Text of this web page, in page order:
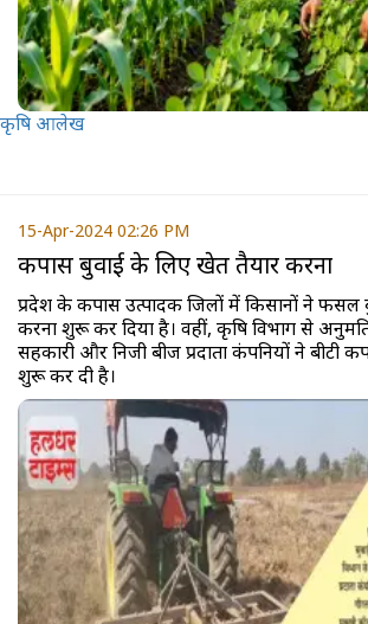
कृषि आलेख
15-Apr-2024 02:26 PM
कपास बुवाई के लिए खेत तैयार करना
प्रदेश के कपास उत्पादक जिलों में किसानों ने फसल
करना शुरू कर दिया है। वहीं, कृषि विभाग से
सहकारी और निजी बीज प्रदाता कंपनियों ने बीटी
शुरू कर दी है।